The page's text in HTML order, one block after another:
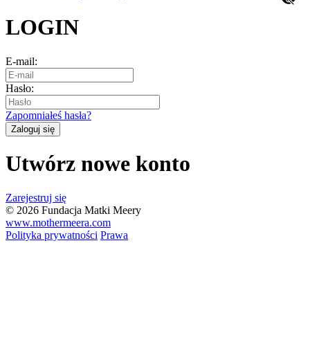
LOGIN
E-mail:
Hasło:
Zapomniałeś hasła?
Utwórz nowe konto
Zarejestruj się
© 2026 Fundacja Matki Meery
www.mothermeera.com
Polityka prywatności Prawa